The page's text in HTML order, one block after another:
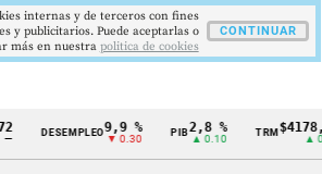
DESEMPLEO 9,9 %
▼ 0.30
PIB2,8 %
▲ 0.10
TRM
▲
internas y de terceros con fines
y publicitarios. Puede aceptarlas o
más en nuestra politica de cookies
CONTINUAR